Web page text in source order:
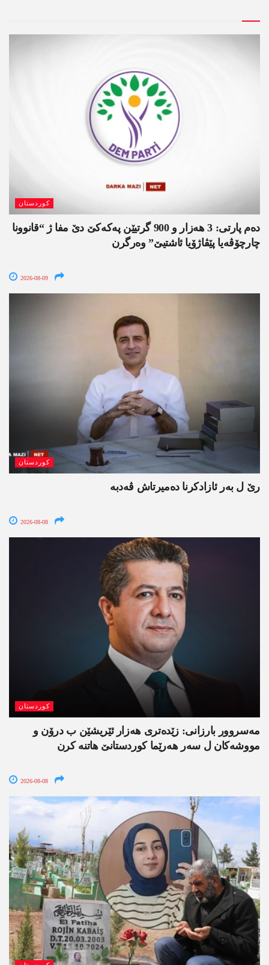
کوردستان
دەم پارتی: 3 ھەزار و 900 گرتیێن پەکەکێ دێ مفا ژ “قانوونا
چارچۆڤەیا پێڤاژۆیا ئاشتیێ” وەرگرن
2026-08-09
کوردستان
رێ ل بەر ئازادکرنا دەمیرتاش ڤەدبە
2026-08-08
کوردستان
مەسروور بارزانی: زێدەتری ھەزار ئێریشێن ب درۆن و
مووشەکان ل سەر ھەرێما کوردستانێ ھاتنە کرن
2026-08-08